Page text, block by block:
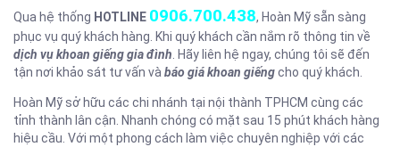
Qua hệ thống HOTLINE 0906.700.438, Hoàn Mỹ sẵn sàng
phục vụ quý khách hàng. Khi quý khách cần nắm rõ thông tin về
dịch vụ khoan giếng gia đình. Hãy liên hệ ngay, chúng tôi sẽ đến
tận nơi khảo sát tư vấn vàbáo giá khoan giếngcho quý khách.
Hoàn Mỹ sở hữu các chi nhánh tại nội thành TPHCM cùng các
tỉnh thành lân cận. Nhanh chóng có mặt sau 15 phút khách hàng
hiệu cầu. Với một phong cách làm việc chuyên nghiệp với các